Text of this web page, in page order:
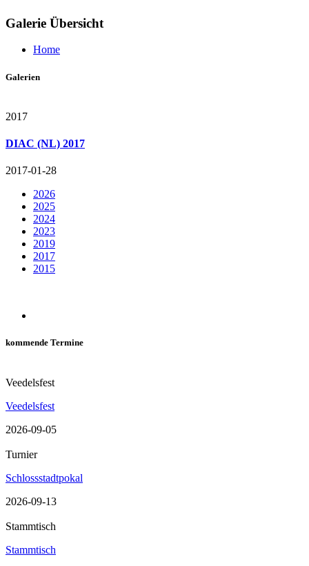
Galerie Übersicht
Home
Galerien
2017
DIAC (NL) 2017
2017-01-28
2026
2025
2024
2023
2019
2017
2015
kommende Termine
Veedelsfest
Veedelsfest
2026-09-05
Turnier
Schlossstadtpokal
2026-09-13
Stammtisch
Stammtisch